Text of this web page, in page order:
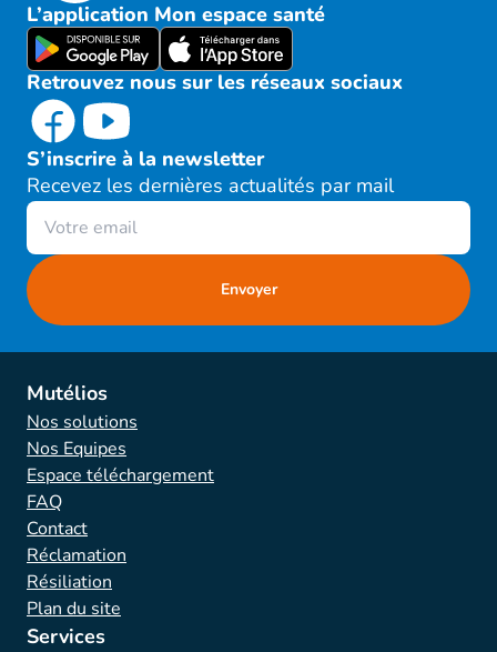
L’application Mon espace santé
Retrouvez nous sur les réseaux sociaux
S’inscrire à la newsletter
Recevez les dernières actualités par mail
Mutélios
Nos solutions
Nos Equipes
Espace téléchargement
FAQ
Contact
Réclamation
Résiliation
Plan du site
Services